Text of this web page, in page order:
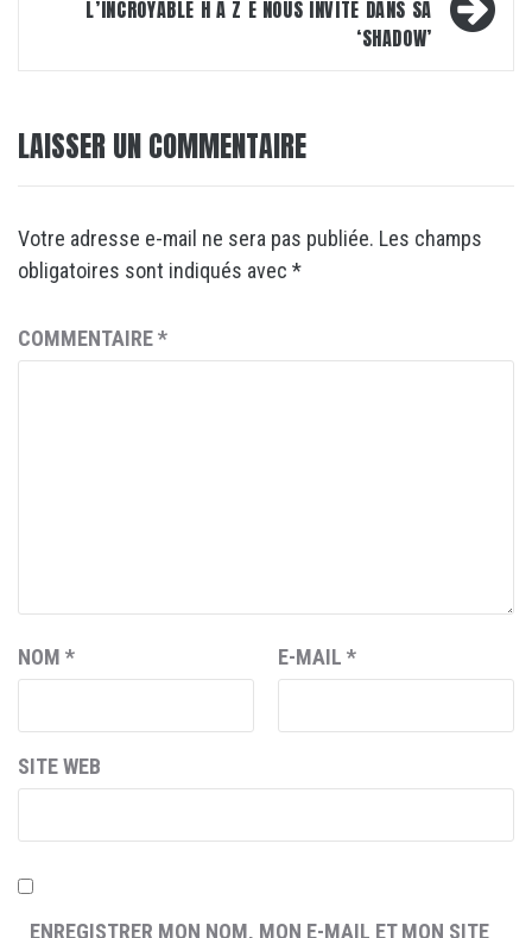
L’INCROYABLE H A Z E NOUS INVITE DANS SA
‘SHADOW’
LAISSER UN COMMENTAIRE
Votre adresse e-mail ne sera pas publiée. Les champs
obligatoires sont indiqués avec *
COMMENTAIRE*
NOM * E-MAIL *
SITE WEB
ENREGISTRER MON NOM, MON E-MAIL ET MON SITE